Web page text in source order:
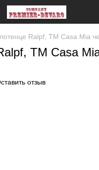
Ralpf, TM Casa Mia
TM Casa
отзыв